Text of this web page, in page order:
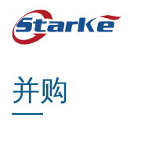
main
并购